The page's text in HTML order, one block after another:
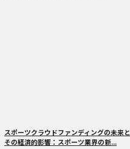
スポーツクラウドファンディングの未来と
その経済的影響：スポーツ業界の新...